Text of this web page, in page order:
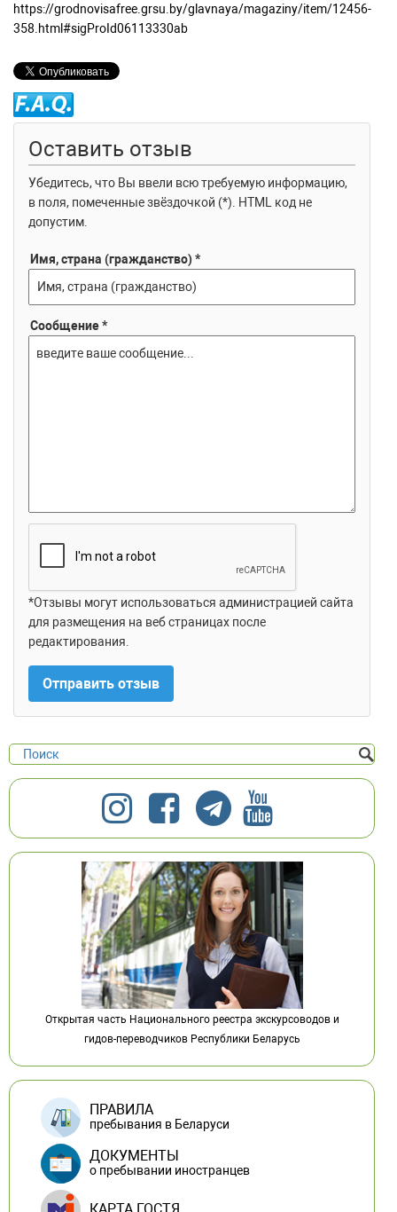
https://grodnovisafree.grsu.by/glavnaya/magaziny/item/12456-
358.html#sigProId06113330ab
Оставить отзыв
Убедитесь, что Вы ввели всю требуемую информацию,
в поля, помеченные звёздочкой (*). HTML код не
допустим.
Имя, страна (гражданство) *
Сообщение *
*Отзывы могут использоваться администрацией сайта
для размещения на веб страницах после
редактирования.
Открытая часть Национального реестра экскурсоводов и
гидов-переводчиков Республики Беларусь
ПРАВИЛА
пребывания в Беларуси
ДОКУМЕНТЫ
о пребывании иностранцев